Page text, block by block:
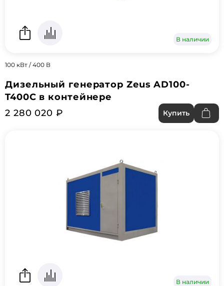
В наличии
100 кВт / 400 В
Дизельный генератор Zeus AD100-
T400C в контейнере
2 280 020 ₽
Купить
В наличии